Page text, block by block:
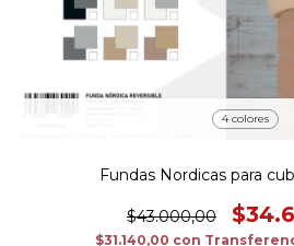
4 colores
Fundas Nordicas para
$43.000,00
$31.140,00 con